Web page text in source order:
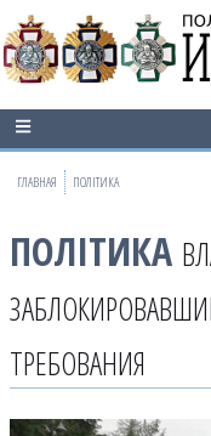
ГЛАВНАЯ ПОЛІТИКА
ПОЛІТИКА
ТРЕБОВАНИЯ